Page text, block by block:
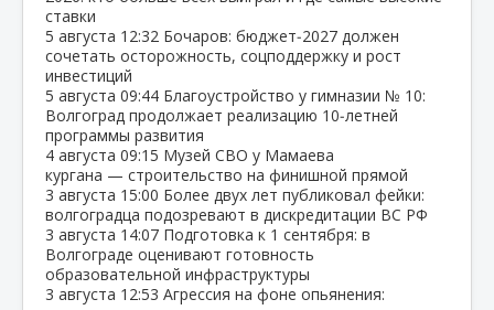
ставки
5 августа 12:32 Бочаров: бюджет‑2027 должен
сочетать осторожность, соцподдержку и рост
инвестиций
5 августа 09:44 Благоустройство у гимназии № 10:
Волгоград продолжает реализацию 10‑летней
программы развития
4 августа 09:15 Музей СВО у Мамаева
кургана — строительство на финишной прямой
3 августа 15:00 Более двух лет публиковал фейки:
волгоградца подозревают в дискредитации ВС РФ
3 августа 14:07 Подготовка к 1 сентября: в
Волгограде оценивают готовность
образовательной инфраструктуры
3 августа 12:53 Агрессия на фоне опьянения: